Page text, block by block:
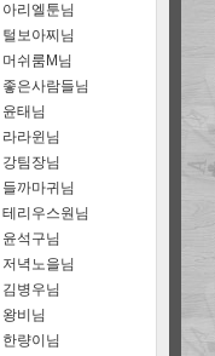
아리엘툰님
털보아찌님
머쉬룸M님
좋은사람들님
윤태님
라라윈님
강팀장님
들까마귀님
테리우스원님
윤석구님
저녁노을님
김병우님
왕비님
한량이님